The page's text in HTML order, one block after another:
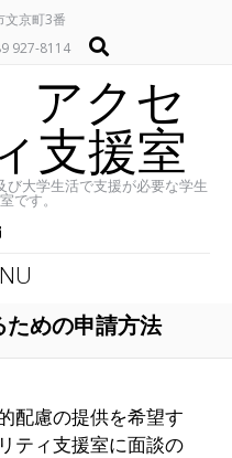
文京町3番
927-8114
アクセ
支援室
大学生活で支援が必要な学生
です。
めの申請方法
配慮の提供を希望す
ティ支援室に面談の